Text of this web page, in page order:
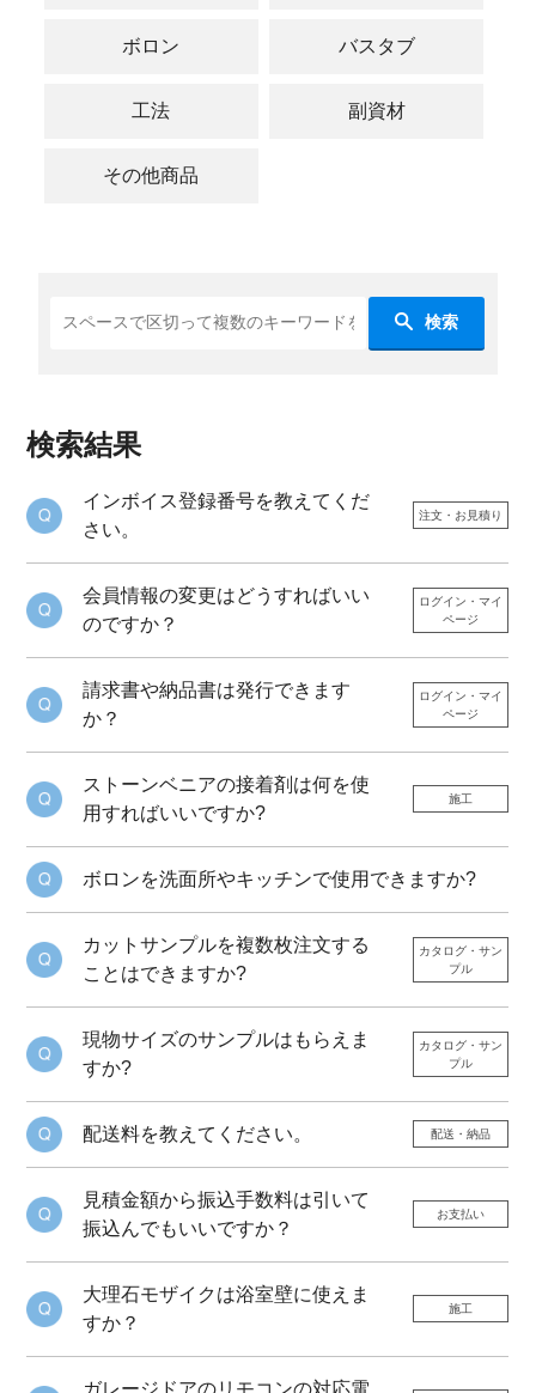
ボロン バスタブ
工法 副資材
その他商品
検索
検索結果
インボイス登録番号を教えてくだ
さい。
注文・お見積り
会員情報の変更はどうすればいい
のですか？
ログイン・マイ
ページ
請求書や納品書は発行できます
か？
ログイン・マイ
ページ
ストーンベニアの接着剤は何を使
用すればいいですか?
施工
ボロンを洗面所やキッチンで使用できますか?
カットサンプルを複数枚注文する
ことはできますか?
カタログ・サン
プル
現物サイズのサンプルはもらえま
すか?
カタログ・サン
プル
配送料を教えてください。 配送・納品
見積金額から振込手数料は引いて
振込んでもいいですか？
お支払い
大理石モザイクは浴室壁に使えま
すか？
施工
ガレージドアのリモコンの対応電